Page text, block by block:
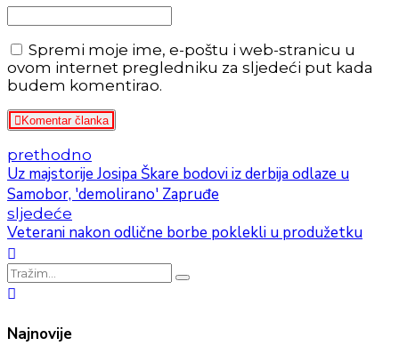
Spremi moje ime, e-poštu i web-stranicu u
ovom internet pregledniku za sljedeći put kada
budem komentirao.
Komentar članka
prethodno
Uz majstorije Josipa Škare bodovi iz derbija odlaze u
Samobor, 'demolirano' Zapruđe
sljedeće
Veterani nakon odlične borbe poklekli u produžetku
Najnovije